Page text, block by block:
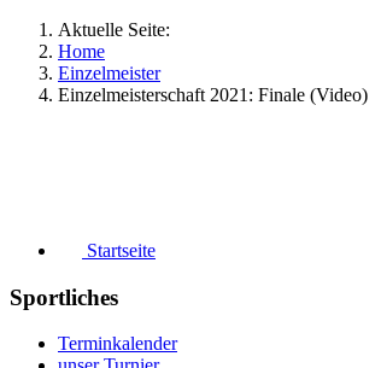
Aktuelle Seite:
Home
Einzelmeister
Einzelmeisterschaft 2021: Finale (Video)
Startseite
Sportliches
Terminkalender